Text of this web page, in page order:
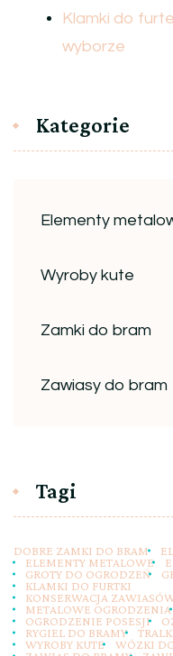
Klamki do
wyborze
Kategorie
Elementy
Wyroby kute
Zamki do bram
Zawiasy do bram
Tagi
DOBRE ZAMKI DO BRAM
ELEMENTY METALOWE
GROTY DO OGRODZEŃ
KLAMKI DO FURTKI
KONSERWACJA
METALOWE OGRODZENIA
OGRODZENIE POSESJI
RYGIEL DO BRAMY
WYROBY KUTE
WÓZKI